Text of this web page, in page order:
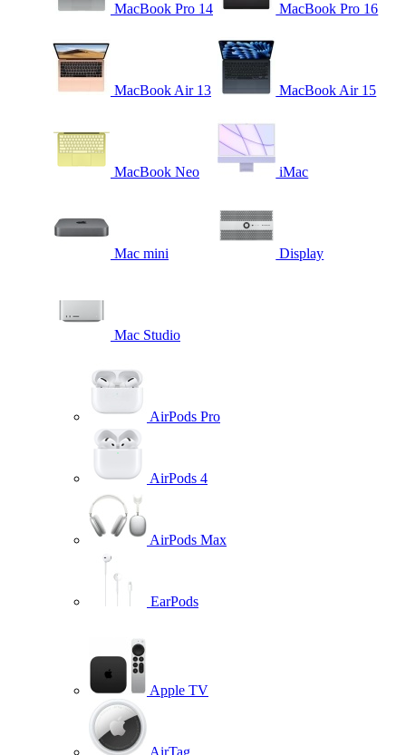
MacBook Pro 14 MacBook Pro 16
MacBook Air 13 MacBook Air 15
MacBook Neo iMac
Mac mini Display
Mac Studio
AirPods Pro
AirPods 4
AirPods Max
EarPods
Apple TV